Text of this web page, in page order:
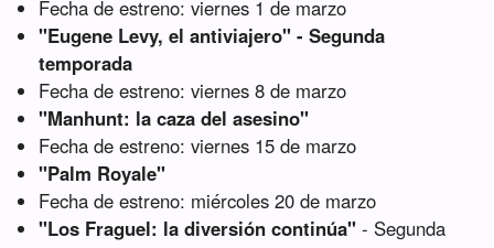
Fecha de estreno: viernes 1 de marzo
"Eugene Levy, el antiviajero" - Segunda
temporada
Fecha de estreno: viernes 8 de marzo
"Manhunt: la caza del asesino"
Fecha de estreno: viernes 15 de marzo
"Palm Royale"
Fecha de estreno: miércoles 20 de marzo
"Los Fraguel: la diversión continúa" - Segunda